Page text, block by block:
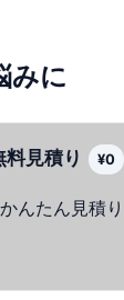
みに
見積り ¥0
んたん見積